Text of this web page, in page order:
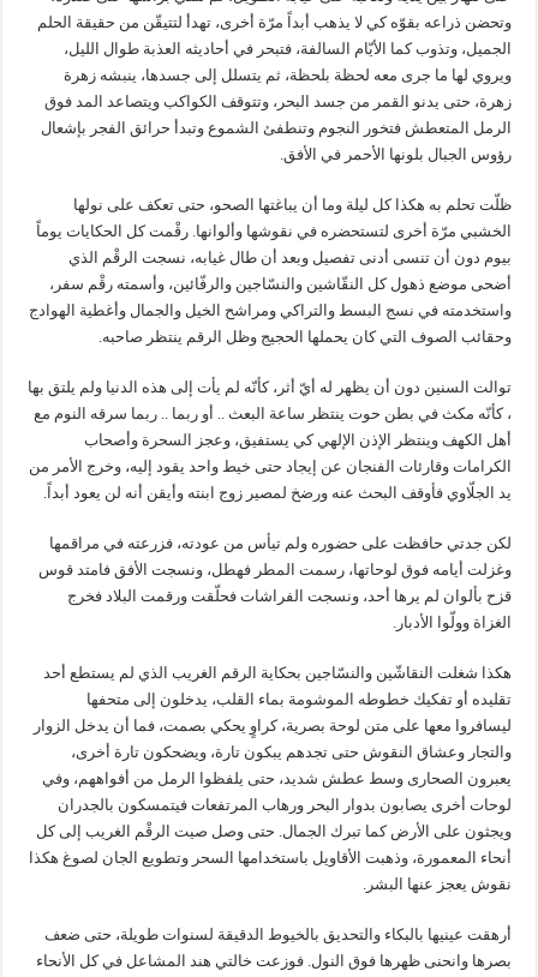
وتحضن ذراعه بقوّه كي لا يذهب أبداً مرّة أخرى، تهدأ لتتيقّن من حقيقة الحلم
الجميل، وتذوب كما الأيّام السالفة، فتبحر في أحاديثه العذبة طوال الليل،
ويروي لها ما جرى معه لحظة بلحظة، ثم يتسلل إلى جسدها، ينبشه زهرة
زهرة، حتى يدنو القمر من جسد البحر، وتتوقف الكواكب ويتصاعد المد فوق
الرمل المتعطش فتخور النجوم وتنطفئ الشموع وتبدأ حرائق الفجر بإشعال
رؤوس الجبال بلونها الأحمر في الأفق.
ظلّت تحلم به هكذا كل ليلة وما أن يباغتها الصحو، حتى تعكف على نولها
الخشبي مرّة أخرى لتستحضره في نقوشها وألوانها. رقْمت كل الحكايات يوماً
بيوم دون أن تنسى أدنى تفصيل وبعد أن طال غيابه، نسجت الرقْم الذي
أضحى موضع ذهول كل النقّاشين والنسّاجين والرفّائين، وأسمته رقْم سفر،
واستخدمته في نسج البسط والتراكي ومراشح الخيل والجمال وأغطية الهوادج
وحقائب الصوف التي كان يحملها الحجيج وظل الرقم ينتظر صاحبه.
توالت السنين دون أن يظهر له أيّ أثر، كأنّه لم يأت إلى هذه الدنيا ولم يلتق بها
، كأنّه مكث في بطن حوت ينتظر ساعة البعث .. أو ربما .. ربما سرقه النوم مع
أهل الكهف وينتظر الإذن الإلهي كي يستفيق، وعجز السحرة وأصحاب
الكرامات وقارئات الفنجان عن إيجاد حتى خيط واحد يقود إليه، وخرج الأمر من
يد الجلّاوي فأوقف البحث عنه ورضخ لمصير زوج ابنته وأيقن أنه لن يعود أبداً.
لكن جدتي حافظت على حضوره ولم تيأس من عودته، فزرعته في مراقمها
وغزلت أيامه فوق لوحاتها، رسمت المطر فهطل، ونسجت الأفق فامتد قوس
قزح بألوان لم يرها أحد، ونسجت الفراشات فحلّقت ورقمت البلاد فخرج
الغزاة وولّوا الأدبار.
هكذا شغلت النقاشّين والنسّاجين بحكاية الرقم الغريب الذي لم يستطع أحد
تقليده أو تفكيك خطوطه الموشومة بماء القلب، يدخلون إلى متحفها
ليسافروا معها على متن لوحة بصرية، كراوٍ يحكي بصمت، فما أن يدخل الزوار
والتجار وعشاق النقوش حتى تجدهم يبكون تارة، ويضحكون تارة أخرى،
يعبرون الصحارى وسط عطش شديد، حتى يلفظوا الرمل من أفواههم، وفي
لوحات أخرى يصابون بدوار البحر ورهاب المرتفعات فيتمسكون بالجدران
ويجثون على الأرض كما تبرك الجمال. حتى وصل صيت الرقْم الغريب إلى كل
أنحاء المعمورة، وذهبت الأقاويل باستخدامها السحر وتطويع الجان لصوغ هكذا
نقوش يعجز عنها البشر.
أرهقت عينيها بالبكاء والتحديق بالخيوط الدقيقة لسنوات طويلة، حتى ضعف
بصرها وانحنى ظهرها فوق النول. فوزعت خالتي هند المشاعل في كل الأنحاء